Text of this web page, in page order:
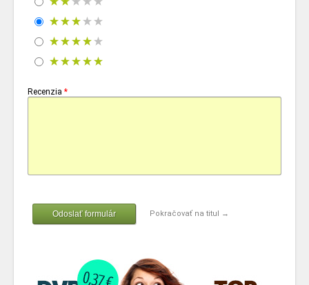
Recenzia *
Odoslať formulár Pokračovať na titul →